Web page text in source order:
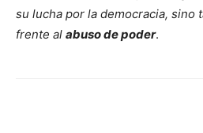
su lucha por la democracia, sino
frente al abuso de poder.